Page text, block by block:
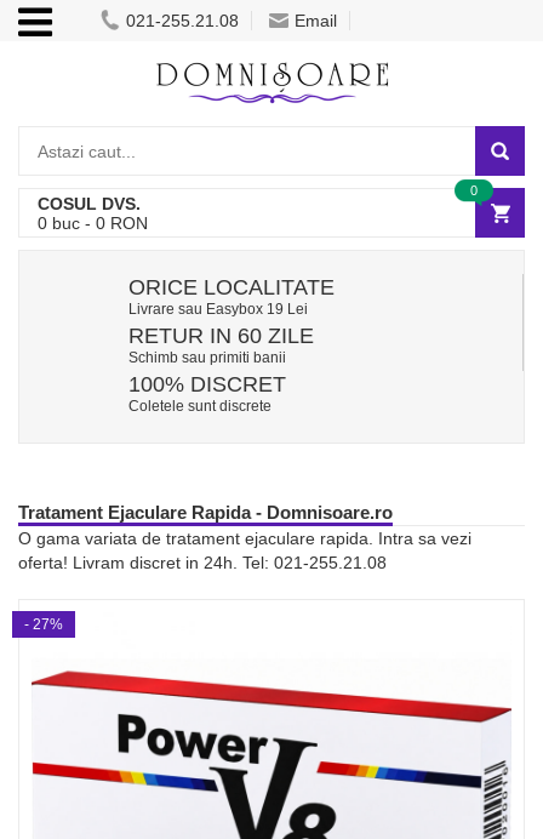
021-255.21.08 Email
COSUL DVS.
0 buc - 0 RON
0
ORICE LOCALITATE
Livrare sau Easybox 19 Lei
RETUR IN 60 ZILE
Schimb sau primiti banii
100% DISCRET
Coletele sunt discrete
Tratament Ejaculare Rapida - Domnisoare.ro
O gama variata de tratament ejaculare rapida. Intra sa vezi
oferta! Livram discret in 24h. Tel: 021-255.21.08
- 27%